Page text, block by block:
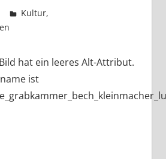
Regio3
Kultur,